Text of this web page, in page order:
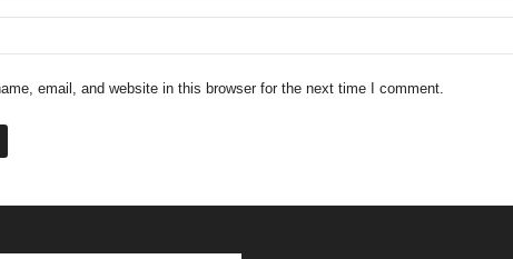
email, and website in this browser for the next time I comment.